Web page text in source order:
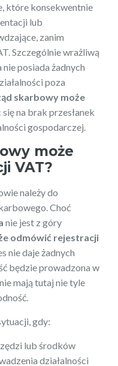
które konsekwentnie
lub
zanim
Szczególnie wrażliwą
posiada żadnych
poza
skarbowy może
na brak przesłanek
gospodarczej.
może
VAT?
należy do
Choć
nie jest z góry
odmówić rejestracji
nie daje żadnych
będzie prowadzona w
mają tutaj nie tyle
gdy:
lub środków
działalności